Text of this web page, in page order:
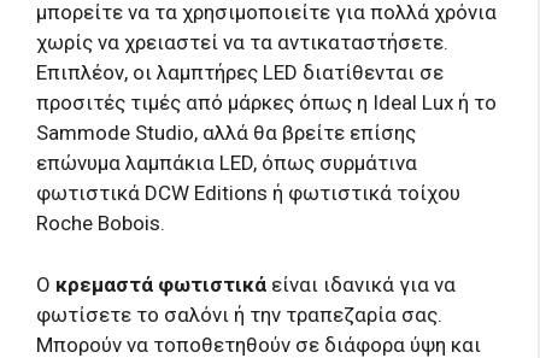
μπορείτε να τα χρησιμοποιείτε για πολλά χρόνια
χωρίς να χρειαστεί να τα αντικαταστήσετε.
Επιπλέον, οι λαμπτήρες LED διατίθενται σε
προσιτές τιμές από μάρκες όπως η Ideal Lux ή το
Sammode Studio, αλλά θα βρείτε επίσης
επώνυμα λαμπάκια LED, όπως συρμάτινα
φωτιστικά DCW Editions ή φωτιστικά τοίχου
Roche Bobois.
Ο κρεμαστά φωτιστικά είναι ιδανικά για να
φωτίσετε το σαλόνι ή την τραπεζαρία σας.
Μπορούν να τοποθετηθούν σε διάφορα ύψη και